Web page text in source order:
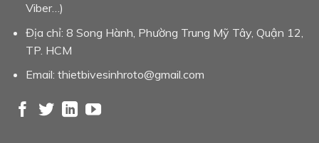
Viber…)
Địa chỉ: 8 Song Hành, Phường Trung Mỹ Tây, Quận 12,
TP. HCM
Email: thietbivesinhroto@gmail.com